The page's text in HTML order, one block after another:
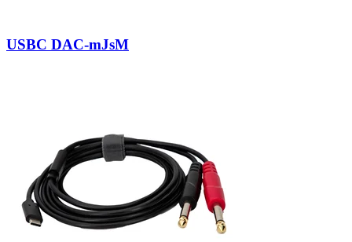
USBC DAC-mJsM